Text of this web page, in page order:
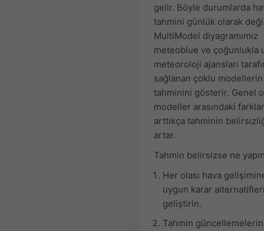
gelir. Böyle durumlarda
tahmini günlük olarak
MultiModel diyagramımız
meteoblue ve çoğunlukla
meteoroloji ajansları
sağlanan çoklu
tahminini gösterir. Genel
modeller arasındaki farklar
arttıkça tahminin
artar.
Tahmin belirsizse ne
Her olası hava
uygun karar
geliştirin.
Tahmin